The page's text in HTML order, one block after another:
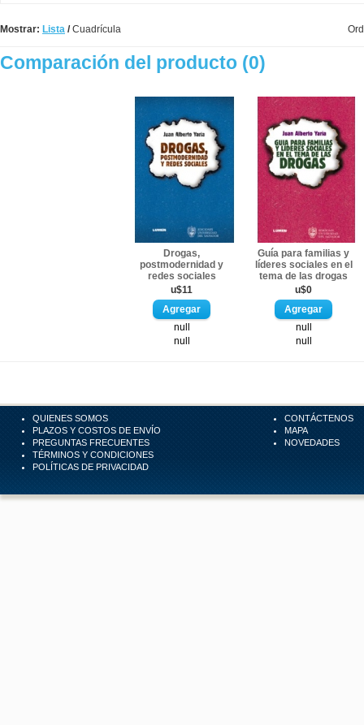
Mostrar: Lista /Cuadrícula
Comparación del producto (0)
Drogas,
postmodernidad y
redes sociales
u$11
null
null
Guía para familias y
líderes sociales en el
tema de las drogas
u$0
null
null
QUIENES SOMOS
PLAZOS Y COSTOS DE ENVÍO
PREGUNTAS FRECUENTES
TÉRMINOS Y CONDICIONES
POLÍTICAS DE PRIVACIDAD
CONTÁCTENOS
MAPA
NOVEDADES